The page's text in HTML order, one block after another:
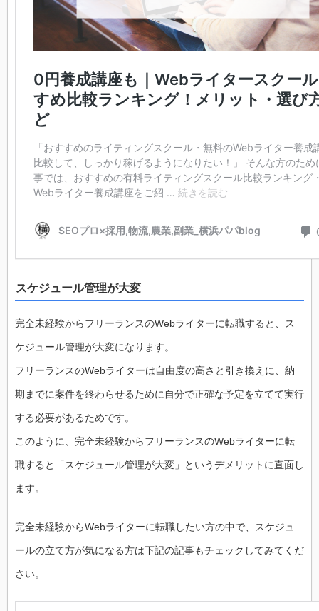
スケジュール管理が大変
完全未経験からフリーランスのWebライターに転職すると、ス
ケジュール管理が大変になります。
フリーランスのWebライターは自由度の高さと引き換えに、納
期までに案件を終わらせるために自分で正確な予定を立てて実行
する必要があるためです。
このように、完全未経験からフリーランスのWebライターに転
職すると「スケジュール管理が大変」というデメリットに直面し
ます。
完全未経験からWebライターに転職したい方の中で、スケジュ
ールの立て方が気になる方は下記の記事もチェックしてみてくだ
さい。